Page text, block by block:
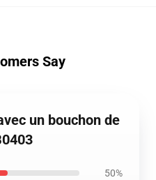
Say
un bouchon de
50%